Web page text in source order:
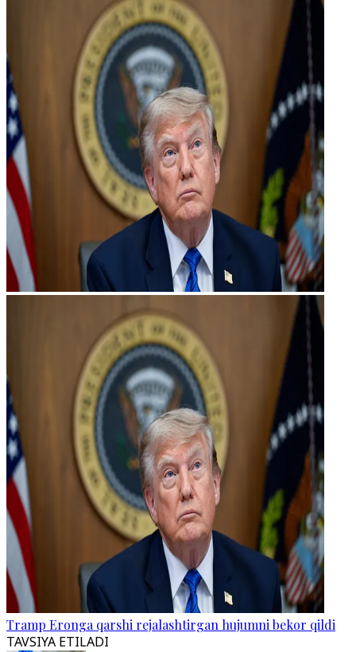
Tramp Eronga qarshi rejalashtirgan hujumni bekor qildi
TAVSIYA ETILADI